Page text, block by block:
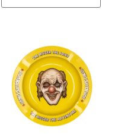
ROLLING
CIRCUS
AMARILLO
cantidad